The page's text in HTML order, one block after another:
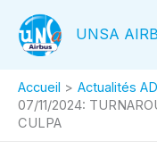
contenu
UNSA
Accueil
Actualités
07/11/2024:
CULPA